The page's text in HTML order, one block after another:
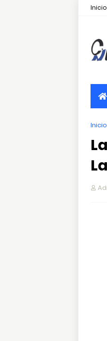
Inicio
Inicio